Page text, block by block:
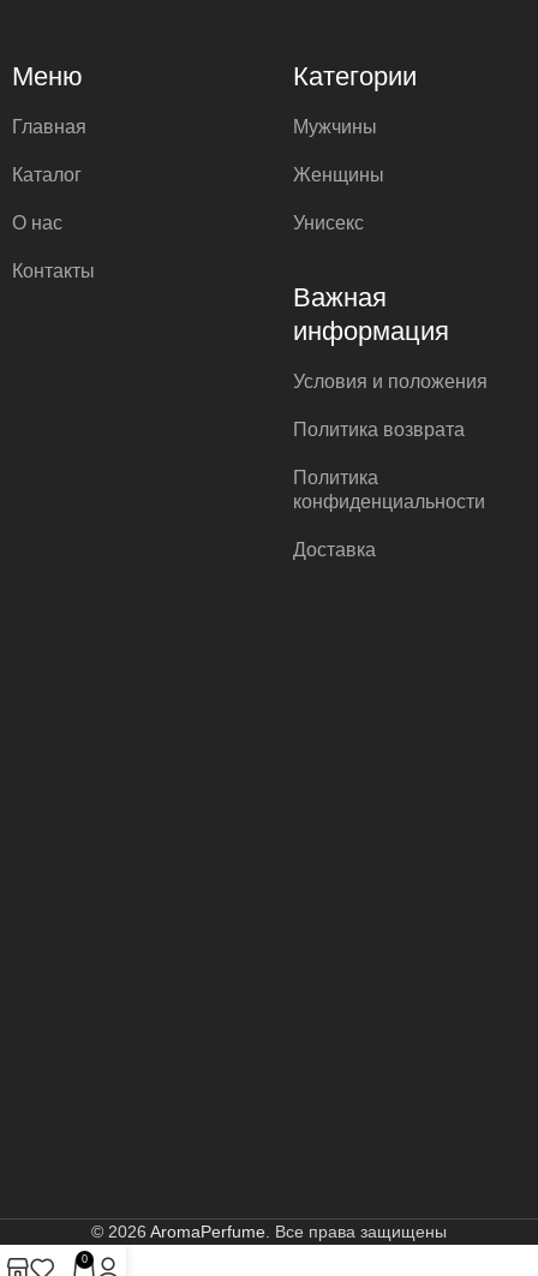
Меню
Главная
Каталог
О нас
Контакты
Категории
Мужчины
Женщины
Унисекс
Важная
информация
Условия и положения
Политика возврата
Политика
конфиденциальности
Доставка
© 2026 AromaPerfume . Все права защищены
0